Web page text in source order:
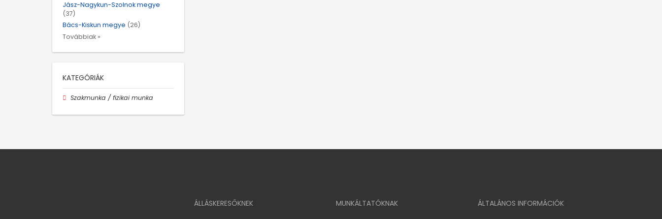
Jász-Nagykun-Szolnok megye
(37)
Bács-Kiskun megye (26)
Továbbiak »
KATEGÓRIÁK
Szakmunka / fizikai munka
ÁLLÁSKERESŐKNEK MUNKÁLTATÓKNAK ÁLTALÁNOS INFORMÁCIÓK